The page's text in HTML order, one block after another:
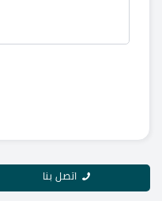
اتصل بنا